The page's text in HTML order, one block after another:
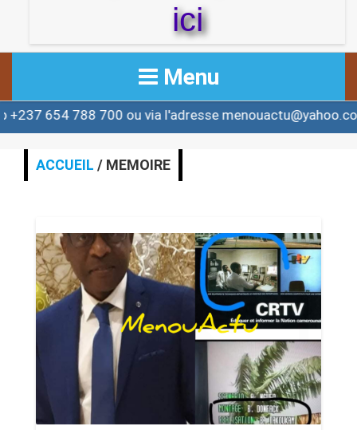
ici
Menu
ACCUEIL
ACTUALITE
ALERTE
ANNONCE
ART & CULTURE & TRADITION
ASSAINISSEMENT
BREAKING-NEWS
via l'adresse menouactu@yahoo.com ou
ACCUEIL / MEMOIRE